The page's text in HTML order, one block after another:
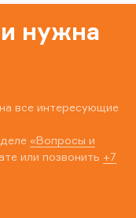
нужна
все интересующие
«Вопросы и
или позвонить +7